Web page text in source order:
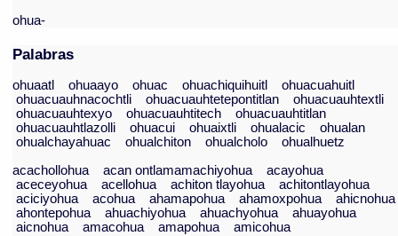
ohua-
Palabras
ohuaatl ohuaayo ohuac ohuachiquihuitl
ohuacuahuitl
ohuacuauhnacochtli
ohuacuauhtetepontitlan
ohuacuauhtextli
ohuacuauhtexyo
ohuacuauhtitech
ohuacuauhtitlan
ohuacuauhtlazolli
ohuacui ohuaixtli ohualacic
ohualan
ohualchayahuac
ohualchiton ohualcholo
ohualhuetz
acachollohua
acan ontlamamachiyohua
acayohua
aceceyohua
acellohua achiton tlayohua
achitontlayohua
aciciyohua
acohua ahamapohua ahamoxpohua
ahicnohua
ahontepohua
ahuachiyohua ahuachyohua
ahuayohua
aicnohua
amacohua amapohua
amicohua